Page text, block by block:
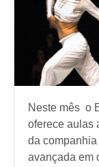
Neste mês o
oferece aulas
da
avançada em